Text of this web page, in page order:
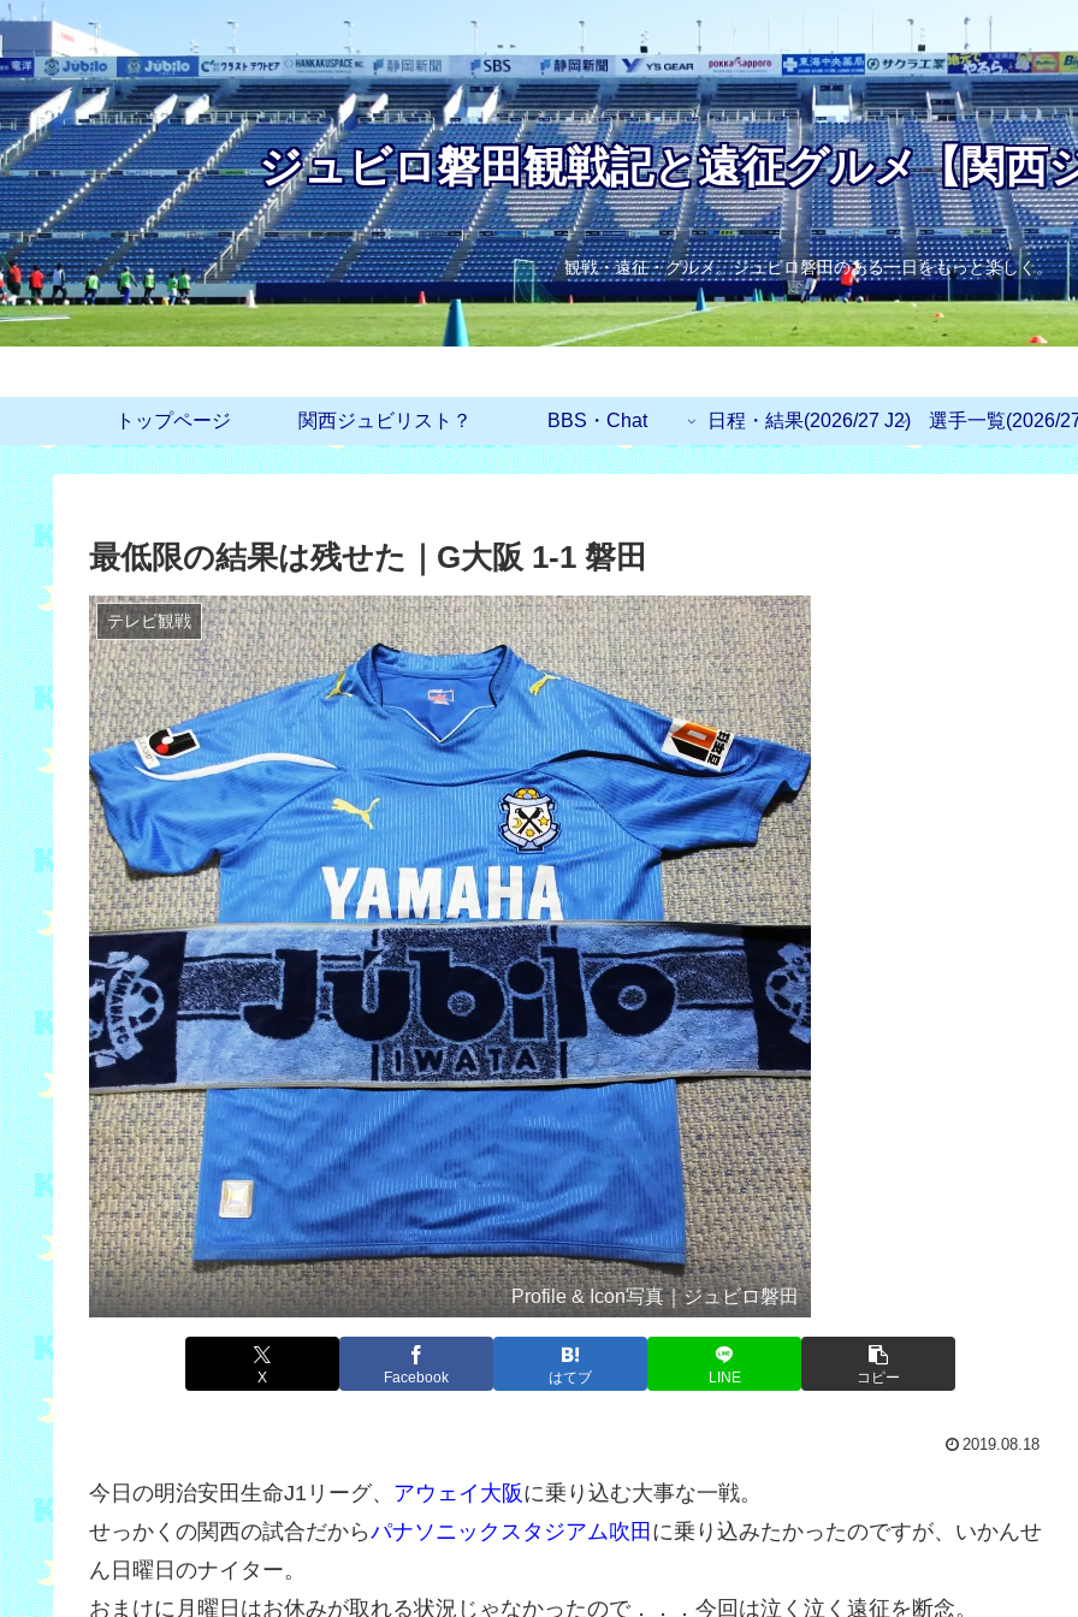
ジュビロ磐田観戦記と遠征グルメ【関西
観戦・遠征・グルメ。ジュビロ磐田のある一日をもっと楽しく。
トップページ 関西ジュビリスト？ BBS・Chat 日程・結果(2026/27 J2) 選手一覧(2026/
最低限の結果は残せた｜G大阪 1-1 磐田
テレビ観戦
Profile & Icon写真｜ジュビロ磐田
X Facebook はてブ LINE コピー
2019.08.18
今日の明治安田生命J1リーグ、 アウェイ大阪に乗り込む大事な一戦。
せっかくの関西の試合だからパナソニックスタジアム吹田 に乗り込みたかったのですが、いかんせ
ん日曜日のナイター。
おまけに月曜日はお休みが取れる状況じゃなかったので．．．今回は泣く泣く遠征を断念。